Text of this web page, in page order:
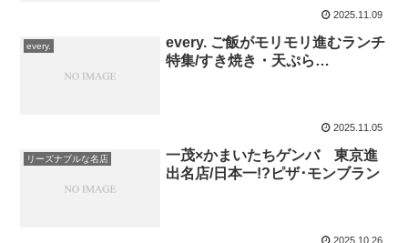
2025.11.09
every.
every. ご飯がモリモリ進むランチ
特集/すき焼き・天ぷら…
2025.11.05
リーズナブルな名店
一茂×かまいたちゲンバ 東京進
出名店/日本一!?ピザ･モンブラン
2025.10.26